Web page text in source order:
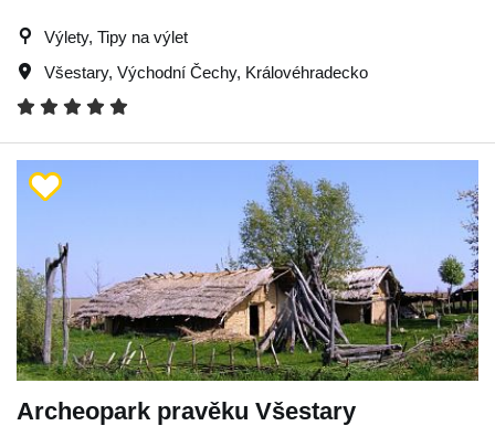
Výlety, Tipy na výlet
Všestary, Východní Čechy, Královéhradecko
Archeopark pravěku Všestary